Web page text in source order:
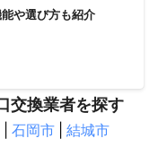
や選び方も紹介
交換業者を探す
石岡市
結城市